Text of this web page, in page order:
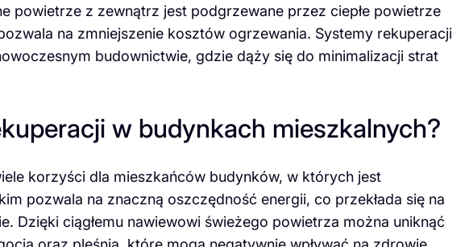
powietrze z zewnątrz jest podgrzewane przez ciepłe powietrze
na zmniejszenie kosztów ogrzewania. Systemy rekuperacji
budownictwie, gdzie dąży się do minimalizacji strat
w budynkach mieszkalnych?
korzyści dla mieszkańców budynków, w których jest
pozwala na znaczną oszczędność energii, co przekłada się na
Dzięki ciągłemu nawiewowi świeżego powietrza można uniknąć